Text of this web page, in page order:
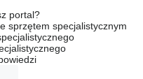
portal?
sprzętem specjalistycznym